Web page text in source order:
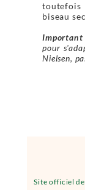
Site officiel
biseau
Important
pour
Nielsen,